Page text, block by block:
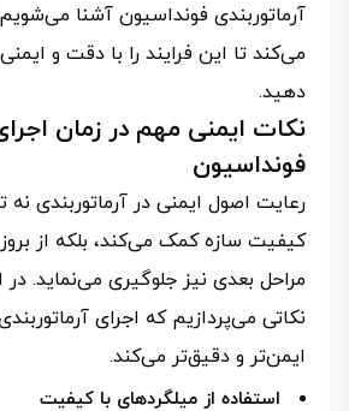
آرماتوربندی فونداسیون آشنا
می‌کند تا این فرایند را با دقت و
دهید.
نکات ایمنی مهم در زمان
فونداسیون
رعایت اصول ایمنی در آرماتوربندی نه
کیفیت سازه کمک می‌کند، بلکه از
مراحل بعدی نیز جلوگیری می‌نماید.
نکاتی می‌پردازیم که اجرای
ایمن‌تر و دقیق‌تر می‌کند.
استفاده از میلگردهای با کیفیت